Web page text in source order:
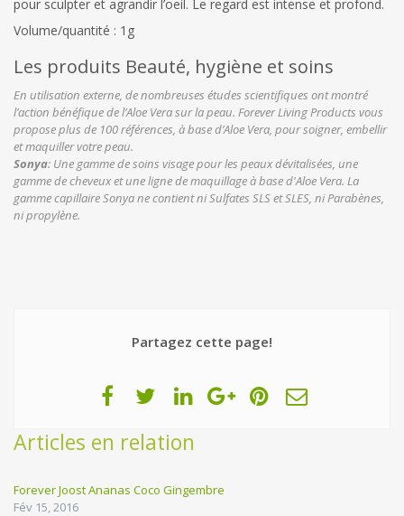
pour sculpter et agrandir l’oeil. Le regard est intense et profond.
Volume/quantité : 1g
Les produits Beauté, hygiène et soins
En utilisation externe, de nombreuses études scientifiques ont montré
l’action bénéfique de l’Aloe Vera sur la peau. Forever Living Products vous
propose plus de 100 références, à base d’Aloe Vera, pour soigner, embellir
et maquiller votre peau.
Sonya: Une gamme de soins visage pour les peaux dévitalisées, une
gamme de cheveux et une ligne de maquillage à base d'Aloe Vera. La
gamme capillaire Sonya ne contient ni Sulfates SLS et SLES, ni Parabènes,
ni propylène.
Partagez cette page!
Articles en relation
Forever Joost Ananas Coco Gingembre
Fév 15, 2016